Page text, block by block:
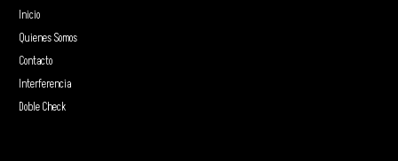
Inicio
Quienes Somos
Contacto
Interferencia
Doble Check